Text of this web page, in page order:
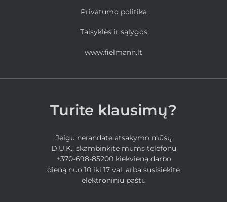
Privatumo politika
Taisyklės ir sąlygos
www.fielmann.lt
Turite klausimų?
Jeigu nerandate atsakymo mūsų
D.U.K., skambinkite mums telefonu
+370-698-85200 kiekvieną darbo
dieną nuo 10 iki 17 val. arba susisiekite
elektroniniu paštu